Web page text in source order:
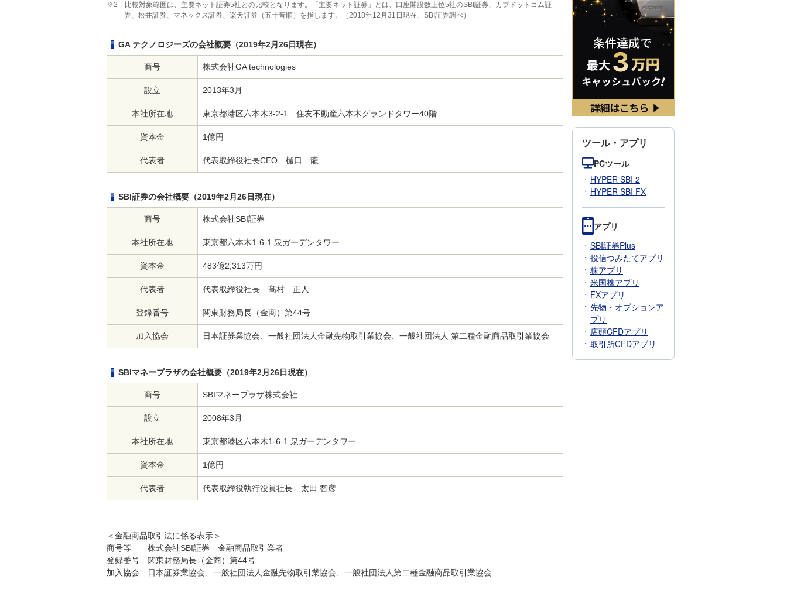
※2 比較対象範囲は、主要ネット証券5社との比較となります。「主要ネット証券」とは、口座開設数上位5社のSBI証券、カブドットコム証
券、松井証券、マネックス証券、楽天証券（五十音順）を指します。（2018年12月31日現在、SBI証券調べ）
GA テクノロジーズの会社概要（2019年2月26日現在）
商号 株式会社GA technologies
設立 2013年3月
本社所在地 東京都港区六本木3-2-1 住友不動産六本木グランドタワー40階
資本金 1億円
代表者 代表取締役社長CEO 樋口 龍
SBI証券の会社概要（2019年2月26日現在）
商号 株式会社SBI証券
本社所在地 東京都六本木1-6-1 泉ガーデンタワー
資本金 483億2,313万円
代表者 代表取締役社長 髙村 正人
登録番号 関東財務局長（金商）第44号
加入協会 日本証券業協会、一般社団法人金融先物取引業協会、一般社団法人 第二種金融商品取引業協会
SBIマネープラザの会社概要（2019年2月26日現在）
商号 SBIマネープラザ株式会社
設立 2008年3月
本社所在地 東京都港区六本木1-6-1 泉ガーデンタワー
資本金 1億円
代表者 代表取締役執行役員社長 太田 智彦
＜金融商品取引法に係る表示＞
商号等 株式会社SBI証券 金融商品取引業者
登録番号 関東財務局長（金商）第44号
加入協会 日本証券業協会、一般社団法人金融先物取引業協会、一般社団法人第二種金融商品取引業協会
ツール・アプリ
PCツール
HYPER SBI 2
HYPER SBI FX
アプリ
SBI証券Plus
投信つみたてアプリ
株アプリ
米国株アプリ
FXアプリ
先物・オプションア
プリ
店頭CFDアプリ
取引所CFDアプリ